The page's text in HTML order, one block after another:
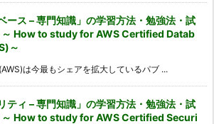
ース – 専門知識」の学習方法・勉強法・試
～ How to study for AWS Certified Datab
～
は今最もシェアを拡大しているパブ ...
ティ – 専門知識」の学習方法・勉強法・試
～ How to study for AWS Certified Securi